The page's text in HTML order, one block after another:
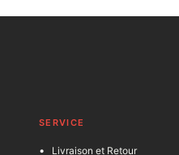
SERVICE
Livraison et Retour